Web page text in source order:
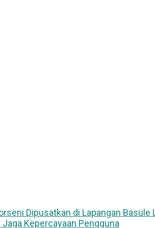
Dipusatkan di Lapangan Basule
Kepercayaan Pengguna